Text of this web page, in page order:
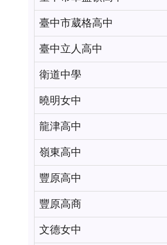
臺中市葳格高中
臺中立人高中
衛道中學
曉明女中
龍津高中
嶺東高中
豐原高中
豐原高商
文德女中